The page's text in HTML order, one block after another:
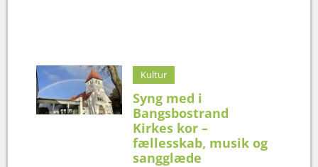
Kultur
Syng med i
Bangsbostrand
Kirkes kor –
fællesskab, musik og
sangglæde